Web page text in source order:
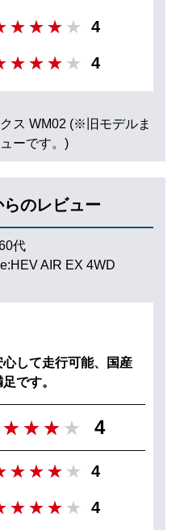
4
4
ス WM02 (※旧モデルま
ーです。)
らのレビュー
代
AIR EX 4WD
して走行可能、国産
です。
4
4
4